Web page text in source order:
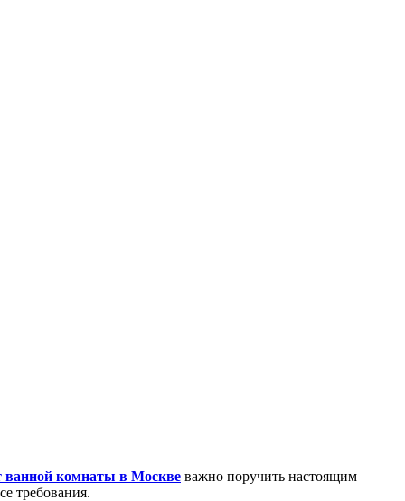
ванной комнаты в Москве важно поручить настоящим
требования.